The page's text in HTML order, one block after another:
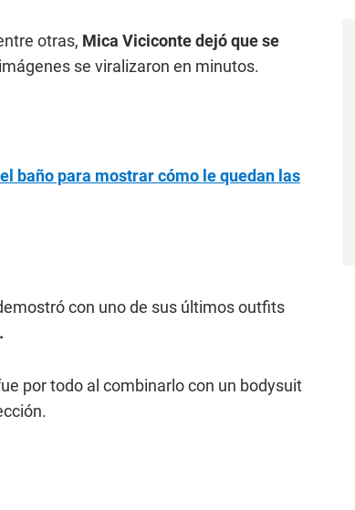
otras, Mica Viciconte dejó que se
se viralizaron en minutos.
baño para mostrar cómo le quedan las
con uno de sus últimos outfits
por todo al combinarlo con un bodysuit